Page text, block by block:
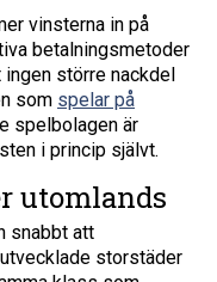
vinsterna in på
betalningsmetoder
ingen större nackdel
som spelar på
spelbolagen är
i princip självt.
utomlands
snabbt att
storstäder